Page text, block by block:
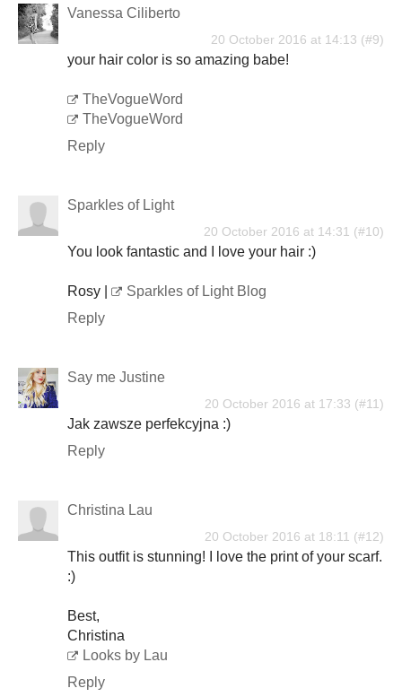
Vanessa Ciliberto
20 October 2016 at 14:13
your hair color is so amazing babe!
TheVogueWord
TheVogueWord
Reply
Sparkles of Light
20 October 2016 at 14:31
You look fantastic and I love your hair :)
Rosy |
Sparkles of Light Blog
Reply
Say me Justine
20 October 2016 at 17:33
Jak zawsze perfekcyjna :)
Reply
Christina Lau
20 October 2016 at 18:11
This outfit is stunning! I love the print of your scarf.
:)
Best,
Christina
Looks by Lau
Reply